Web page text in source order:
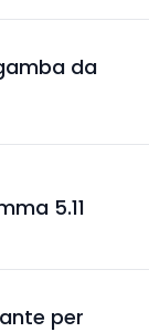
da
5.11
per